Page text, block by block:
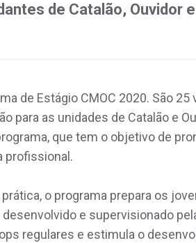
de Catalão, Ouvidor
de Estágio CMOC 2020. São 25
para as unidades de Catalão e
que tem o objetivo de
profissional.
o programa prepara os
e supervisionado
regulares e estimula o